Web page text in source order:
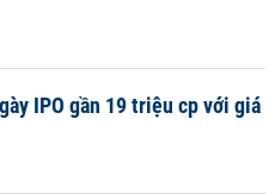
IPO gần 19 triệu cp với giá